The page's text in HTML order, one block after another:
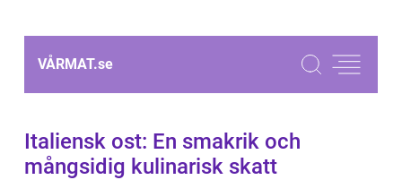
VÅRMAT.se
Italiensk ost: En smakrik och
mångsidig kulinarisk skatt